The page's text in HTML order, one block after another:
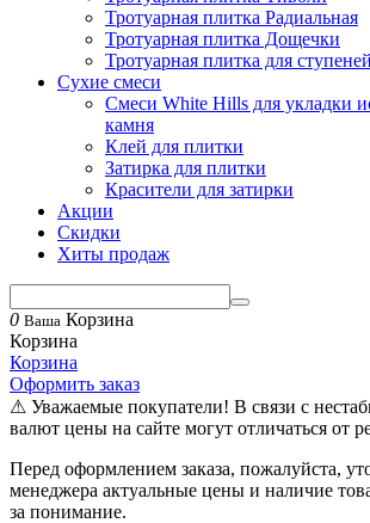
Тротуарная плитка Радиальная
Тротуарная плитка Дощечки
Тротуарная плитка для ступеней
Сухие смеси
Смеси White Hills для укладки
камня
Клей для плитки
Затирка для плитки
Красители для затирки
Акции
Скидки
Хиты продаж
0 Ваша Корзина
Корзина
Корзина
Оформить заказ
⚠ Уважаемые покупатели! В связи с
валют цены на сайте могут отличаться от
Перед оформлением заказа, пожалуйста,
менеджера актуальные цены и наличие
за понимание.